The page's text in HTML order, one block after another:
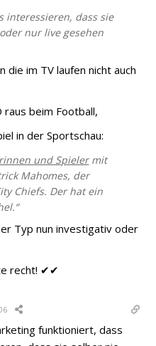
interessieren, dass sie
nur live gesehen
im TV laufen nicht auch
raus beim Football,
in der Sportschau:
und Spielermit
Mahomes, der
Chiefs. Der hat ein
Typ nun investigativ oder
recht! ✔✔
funktioniert, dass